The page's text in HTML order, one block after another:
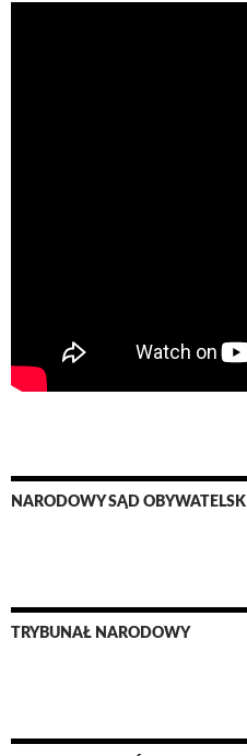
NARODOWY SĄD OBYWATELSKI
TRYBUNAŁ NARODOWY